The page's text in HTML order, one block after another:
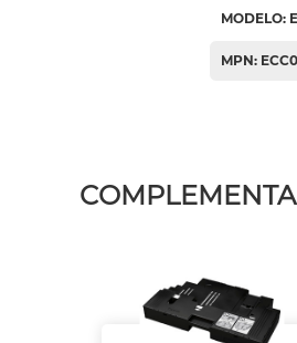
MODELO:
MPN: